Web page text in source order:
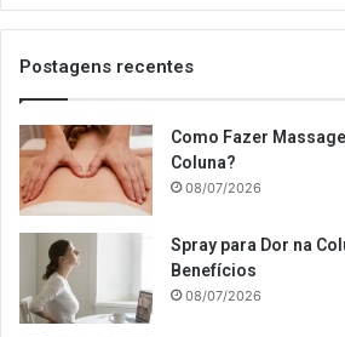
Postagens recentes
Como Fazer
Coluna?
08/07/2026
Spray para Dor na
Benefícios
08/07/2026